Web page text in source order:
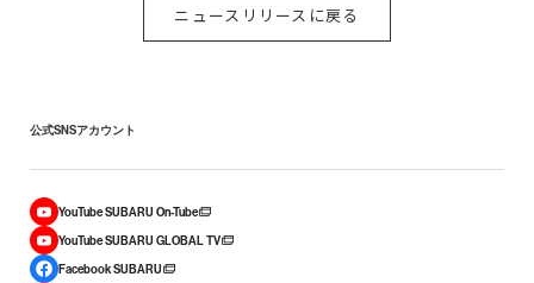
ニュースリリースに戻る
公式SNSアカウント
YouTube SUBARU On-Tube
YouTube SUBARU GLOBAL TV
Facebook SUBARU